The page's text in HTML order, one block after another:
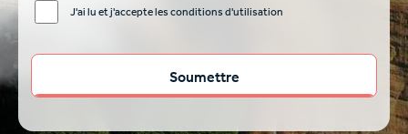
J'ai lu et j'accepte les conditions d'utilisation